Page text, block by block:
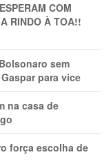
COM
RINDO À TOA!!
sem
para vice
na casa de
força escolha de